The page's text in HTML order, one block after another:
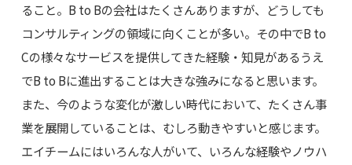
ること。B to Bの会社はたくさんありますが、どうしても
コンサルティングの領域に向くことが多い。その中でB to
Cの様々なサービスを提供してきた経験・知見があるうえ
でB to Bに進出することは大きな強みになると思います。
また、今のような変化が激しい時代において、たくさん事
業を展開していることは、むしろ動きやすいと感じます。
エイチームにはいろんな人がいて、いろんな経験やノウハ